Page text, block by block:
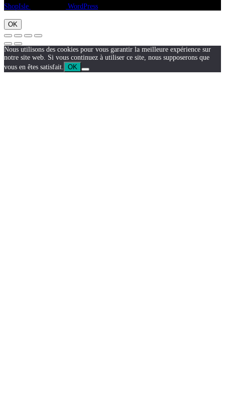
ShopIsle WordPress
OK
Nous utilisons des cookies pour vous garantir la meilleure expérience sur
notre site web. Si vous continuez à utiliser ce site, nous supposerons que
vous en êtes satisfait.
OK